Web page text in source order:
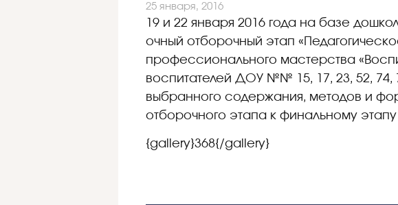
25 января, 2016
19 и 22 января 2016 года на базе
очный отборочный этап
профессионального мастерства
воспитателей ДОУ №№ 15, 17, 23, 52, 74,
выбранного содержания, методов и
отборочного этапа к финальному
{gallery}368{/gallery}